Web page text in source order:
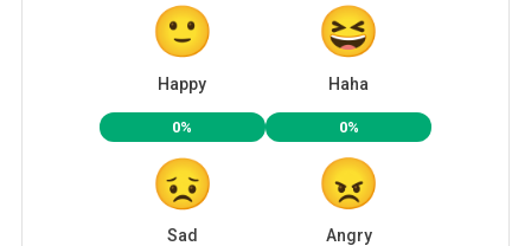
Happy Haha
0%
Sad
0%
Angry